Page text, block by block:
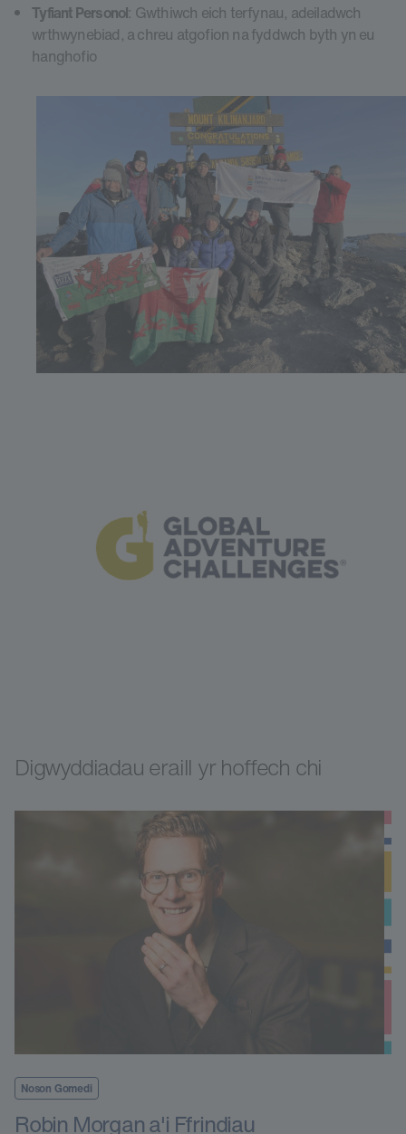
Tyfiant Personol: Gwthiwch eich terfynau, adeiladwch
wrthwynebiad, a chreu atgofion na fyddwch byth yn eu
hanghofio
Digwyddiadau eraill yr hoffech chi
Noson Gomedi
Robin Morgan a'i Ffrindiau